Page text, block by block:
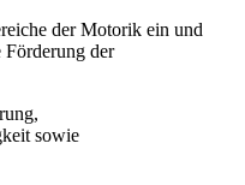
der Motorik ein und
Förderung der
sowie